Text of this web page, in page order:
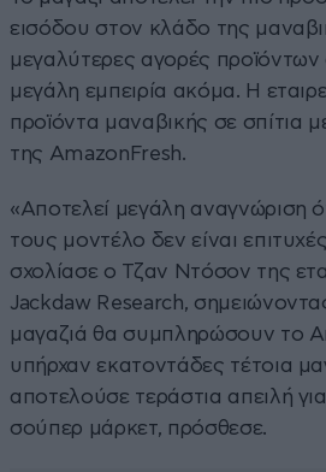
εισόδου στον κλάδο της
μεγαλύτερες αγορές προϊόντων
μεγάλη εμπειρία ακόμα. Η
προϊόντα μαναβικής σε σπίτια
της AmazonFresh.
«Αποτελεί μεγάλη αναγνώριση
τους μοντέλο δεν είναι
σχολίασε ο Τζαν Ντόσον της
Jackdaw Research,
μαγαζιά θα συμπληρώσουν το
υπήρχαν εκατοντάδες τέτοια
αποτελούσε τεράστια απειλή
σούπερ μάρκετ, πρόσθεσε.